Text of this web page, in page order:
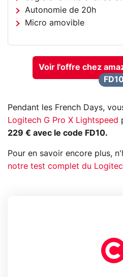
Autonomie de 20h
Micro amovible
Voir l'offre chez
Pendant les French Days,
Logitech G Pro X Lightspeed
229 € avec le code FD10.
Pour en savoir encore plus,
notre test complet du